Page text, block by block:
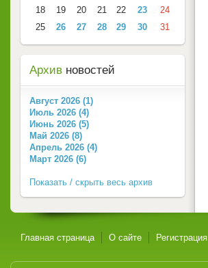
18
19 20 21 22 23
24
25
26 27 28 29 30 31
Архив новостей
Август 2026 (1)
Июль 2026 (4)
Июнь 2026 (5)
Май 2026 (8)
Апрель 2026 (4)
Март 2026 (6)
Показать / скрыть весь архив
Главная страница О сайте Регистрация